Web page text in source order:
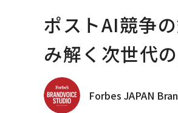
ポストAI競争
み解く次世代
Forbes JAPAN